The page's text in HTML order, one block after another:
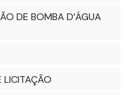
DE BOMBA D’ÁGUA
LICITAÇÃO